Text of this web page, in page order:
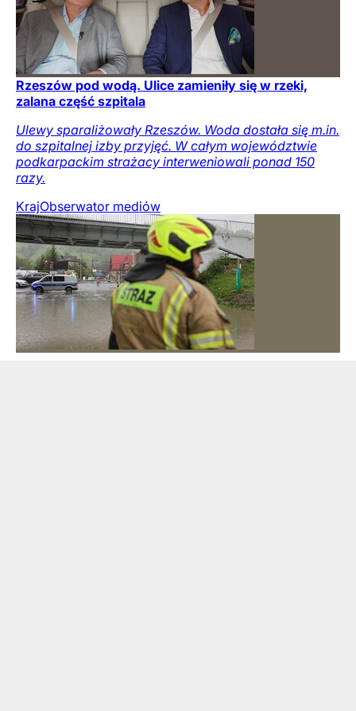
Rzeszów pod wodą. Ulice zamieniły się w rzeki,
zalana część szpitala
Ulewy sparaliżowały Rzeszów. Woda dostała się m.in.
do szpitalnej izby przyjęć. W całym województwie
podkarpackim strażacy interweniowali ponad 150
razy.
KrajObserwator mediów